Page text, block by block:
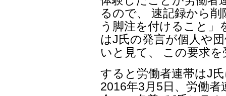
るので、 速記録から
う脚注を付けること」
はJ氏の発言が個人や
いと見て、 この要求
すると労働者連帯はJ
2016年3月5日、労働